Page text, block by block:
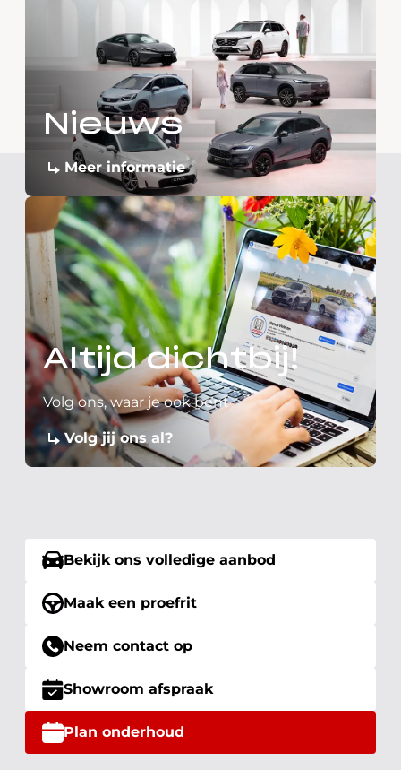
Nieuws
Meer informatie
Altijd dichtbij!
Volg ons, waar je ook bent
Volg jij ons al?
Bekijk ons volledige aanbod
Maak een proefrit
Neem contact op
Showroom afspraak
Plan onderhoud